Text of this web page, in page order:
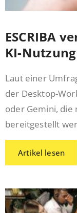
ESCRIBA
KI-
Laut einer
der Desktop-
oder Gemini, die
bereitgestellt
Artikel lesen